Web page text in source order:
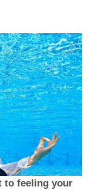
to feeling your